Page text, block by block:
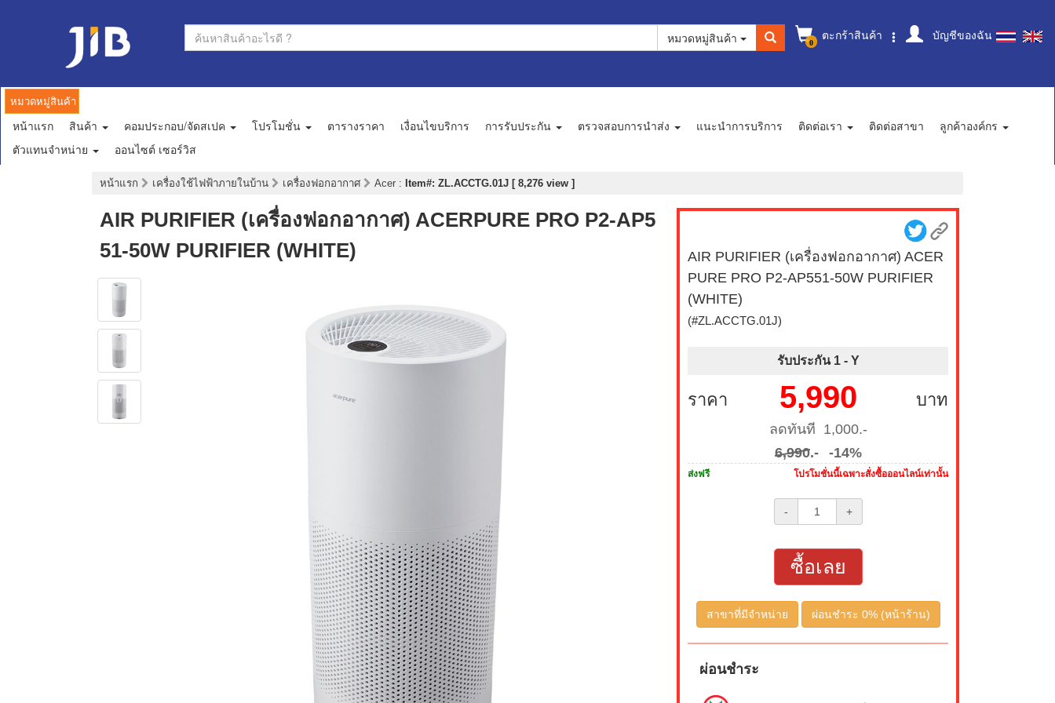
0 ตะกร้าสินค้า บัญชีของฉัน
หมวดหมู่สินค้า
หมวดหมู่สินค้า
หน้าแรก สินค้า คอมประกอบ/จัดสเปค โปรโมชั่น ตารางราคา เงื่อนไขบริการ การรับประกัน ตรวจสอบการนำส่ง แนะนำการบริการ ติดต่อเรา ติดต่อสาขา
ลูกค้าองค์กร
ตัวแทนจำหน่าย
ออนไซต์ เซอร์วิส
หน้าแรก เครื่องใช้ไฟฟ้าภายในบ้าน เครื่องฟอกอากาศ Acer : Item#: ZL.ACCTG.01J [ 8,276 view ]
AIR PURIFIER (เครื่องฟอกอากาศ) ACERPURE PRO P2-AP5
51-50W PURIFIER (WHITE)
AIR PURIFIER (เครื่องฟอกอากาศ) ACER
PURE PRO P2-AP551-50W PURIFIER
(WHITE)
(#ZL.ACCTG.01J)
รับประกัน 1 - Y
ราคา บาท
5,990
ลดทันที 1,000.-
6,990.- -14%
ส่งฟรี โปรโมชั่นนี้เฉพาะสั่งซื้อออนไลน์เท่านั้น
- +
ซื้อเลย
สาขาที่มีจำหน่าย ผ่อนชำระ 0% (หน้าร้าน)
ผ่อนชำระ